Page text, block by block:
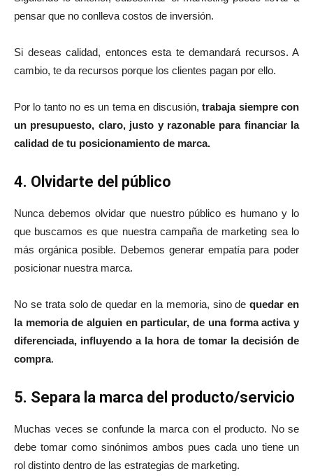
pensar que no conlleva costos de inversión.
Si deseas calidad, entonces esta te demandará recursos. A
cambio, te da recursos porque los clientes pagan por ello.
Por lo tanto no es un tema en discusión,trabaja siempre con
un presupuesto, claro, justo y razonable para financiar la
calidad de tu posicionamiento de marca.
4. Olvidarte del público
Nunca debemos olvidar que nuestro público es humano y lo
que buscamos es que nuestra campaña de marketing sea lo
más orgánica posible. Debemos generar empatía para poder
posicionar nuestra marca.
No se trata solo de quedar en la memoria, sino dequedar en
la memoria de alguien en particular, de una forma activa y
diferenciada, influyendo a la hora de tomar la decisión de
compra.
5. Separa la marca del producto/servicio
Muchas veces se confunde la marca con el producto. No se
debe tomar como sinónimos ambos pues cada uno tiene un
rol distinto dentro de las estrategias de marketing.